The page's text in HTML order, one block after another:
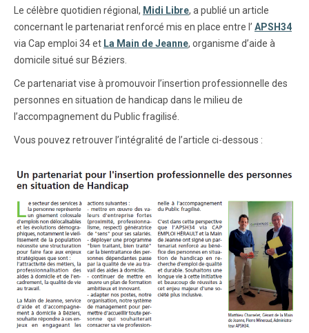
Le célèbre quotidien régional, Midi Libre, a publié un article
concernant le partenariat renforcé mis en place entre l’ APSH34
via Cap emploi 34 et La Main de Jeanne, organisme d’aide à
domicile situé sur Béziers.
Ce partenariat vise à promouvoir l’insertion professionnelle des
personnes en situation de handicap dans le milieu de
l’accompagnement du Public fragilisé.
Vous pouvez retrouver l’intégralité de l’article ci-dessous :